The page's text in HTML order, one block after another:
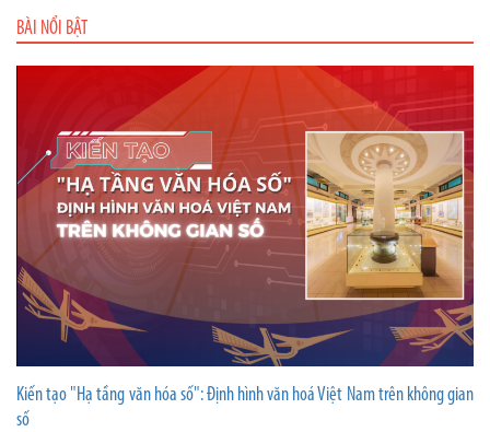
BÀI NỔI BẬT
Kiến tạo "Hạ tầng văn hóa số": Định hình văn hoá Việt Nam trên không gian
số